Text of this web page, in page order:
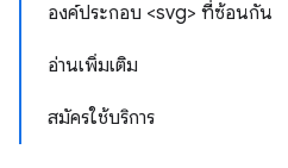
องค์ประกอบ <svg> ที่ซ้อนกัน
อ่านเพิ่มเติม
สมัครใช้บริการ